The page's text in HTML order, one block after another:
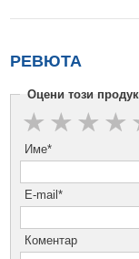
РЕВЮТА
Оцени този
Име*
E-mail*
Коментар